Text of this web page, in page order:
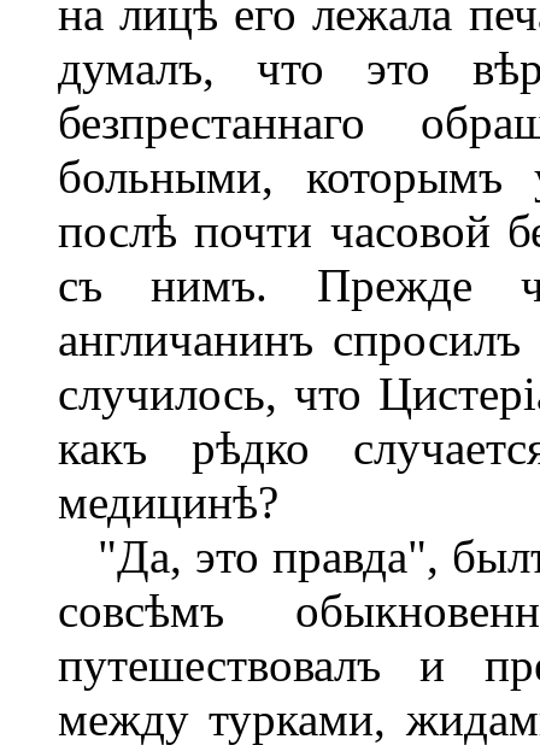
на лицѣ его лежала
думалъ, что это
безпрестаннаго
больными,
послѣ почти часовой
съ нимъ. Прежде
англичанинъ
случилось, что
какъ рѣдко
медицинѣ?
"Да, это правда",
совсѣмъ
путешествовалъ и
между турками,